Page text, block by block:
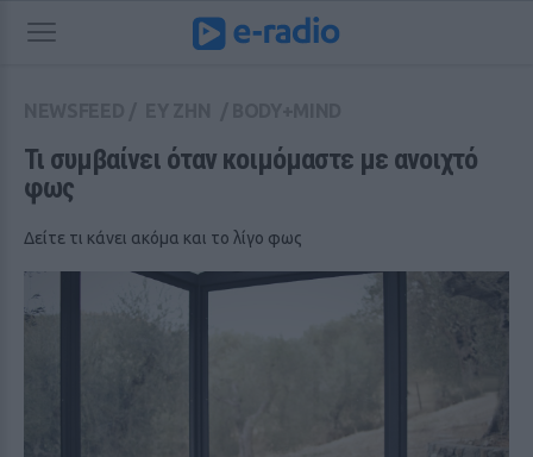
Τι συμβαίνει όταν κοιμόμαστε με ανοιχτό
φως
Δείτε τι κάνει ακόμα και το λίγο φως